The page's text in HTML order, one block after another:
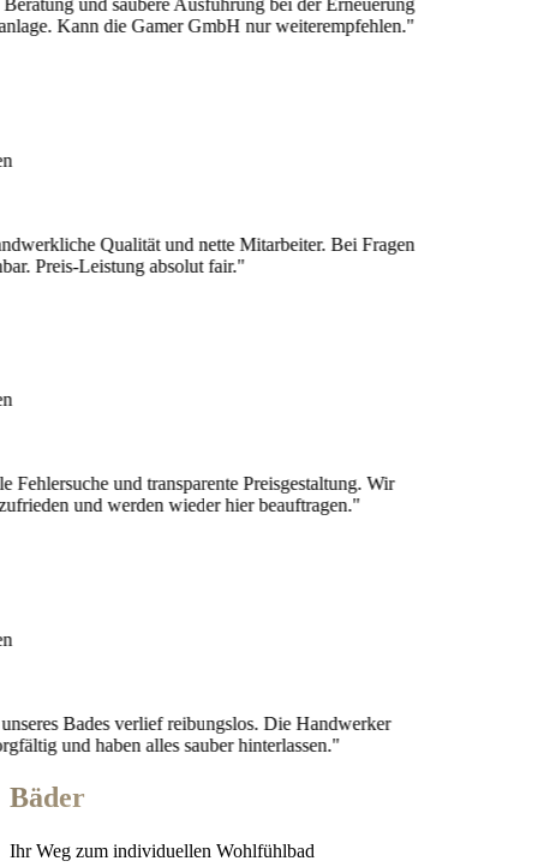
und saubere Ausführung bei der Erneuerung
Kann die Gamer GmbH nur weiterempfehlen."
Qualität und nette Mitarbeiter. Bei Fragen
Leistung absolut fair."
und transparente Preisgestaltung. Wir
und werden wieder hier beauftragen."
Bades verlief reibungslos. Die Handwerker
und haben alles sauber hinterlassen."
Bäder
Ihr Weg zum individuellen Wohlfühlbad